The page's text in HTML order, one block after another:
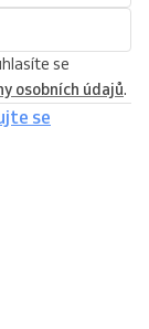
se
osobních údajů.
se